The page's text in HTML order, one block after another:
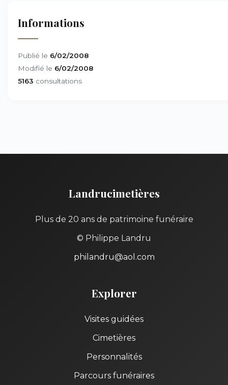
Informations
Publié le 6/02/2008
Modifié le 6/02/2008
5163 consultations
Landrucimetières
Plus de 20 ans de patrimoine funéraire
© Philippe Landru
philandru@aol.com
Explorer
Visites guidées
Cimetières
Personnalités
Parcours funéraires